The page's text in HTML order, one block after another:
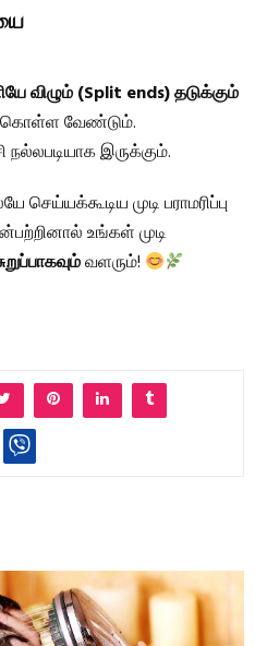
விழும் (Split ends) தடுக்கும்
கொள்ள வேண்டும்.
இருக்கும்.
முடி பராமரிப்பு
உங்கள் முடி
வளரும்!